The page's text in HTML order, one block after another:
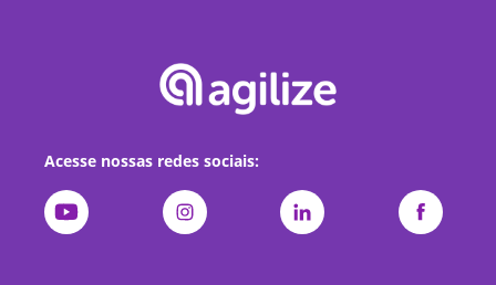
Acesse nossas redes sociais: